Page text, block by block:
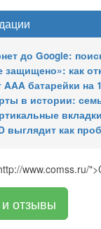
до Google:
защищено»: как
батарейки на
в истории:
выглядит как
www.comss.ru/